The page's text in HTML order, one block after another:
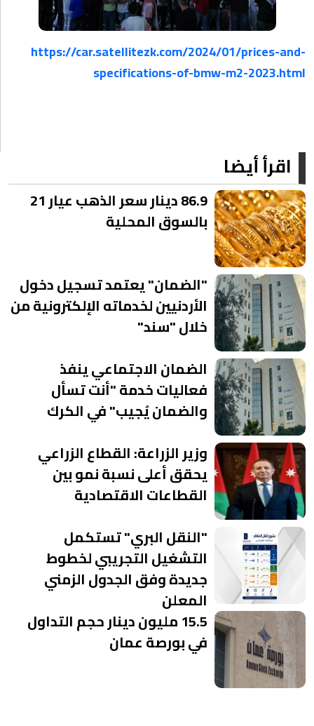
https://car.satellitezk.com/2024/01/prices-and-
specifications-of-bmw-m2-2023.html
اقرأ أيضا
86.9 دينار سعر الذهب عيار 21
بالسوق المحلية
"الضمان" يعتمد تسجيل دخول
الأردنيين لخدماته الإلكترونية من
خلال "سند"
الضمان الاجتماعي ينفذ
فعاليات خدمة "أنت تسأل
والضمان يُجيب" في الكرك
وزير الزراعة: القطاع الزراعي
يحقق أعلى نسبة نمو بين
القطاعات الاقتصادية
"النقل البري" تستكمل
التشغيل التجريبي لخطوط
جديدة وفق الجدول الزمني
المعلن
15.5 مليون دينار حجم التداول
في بورصة عمان